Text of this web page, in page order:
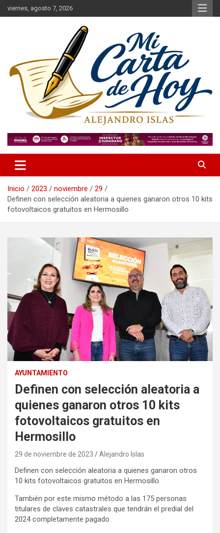
Saltar
al
viernes, agosto 7, 2026
Mi Carta de Hoy
Inicio 2023 noviembre
29
Definen con selección aleatoria a quienes ganaron otros 10 kits
fotovoltaicos gratuitos en Hermosillo
AYUNTAMIENTO
Definen con selección aleatoria a
quienes ganaron otros 10 kits
fotovoltaicos gratuitos en
Hermosillo
29 de noviembre de 2023 Alejandro Islas
Definen con selección aleatoria a quienes ganaron otros
10 kits fotovoltaicos gratuitos en Hermosillo
También por este mismo método a las 175 personas
titulares de claves catastrales que tendrán el predial del
2024 completamente pagado